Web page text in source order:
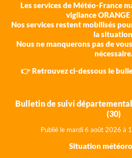
Les services de Météo-France
vigilance ORANGE
Nos services restent mobilisés
la
Nous ne manquerons pas de
nécessaire.
👉 Retrouvez ci-dessous le
Bulletin de suivi
(30)
Publié le mardi 6 août 2026 à
Situation